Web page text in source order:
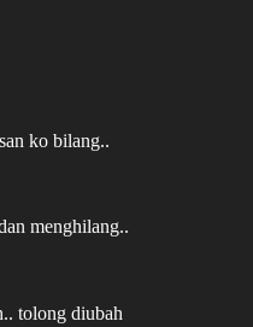
ko bilang..
menghilang..
tolong diubah